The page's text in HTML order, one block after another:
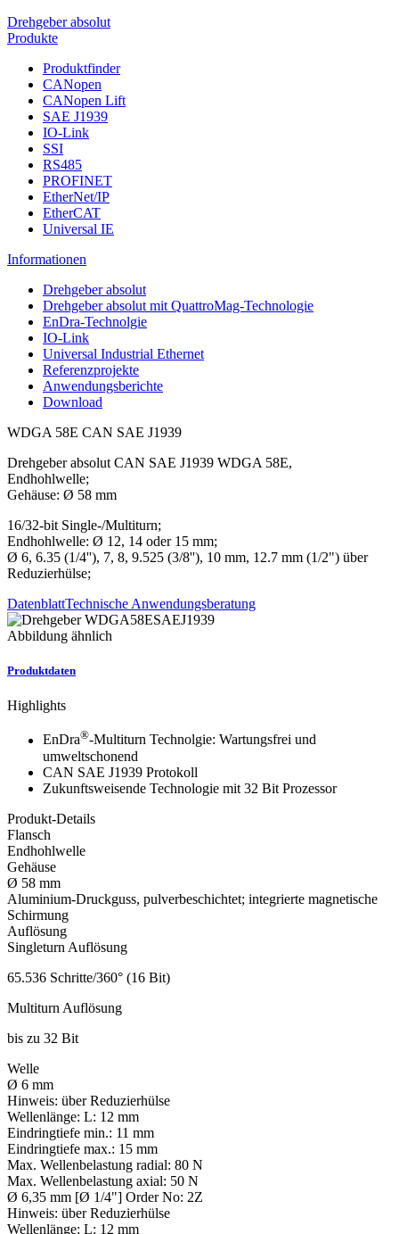
Drehgeber absolut
Produkte
Produktfinder
CANopen
CANopen Lift
SAE J1939
IO-Link
SSI
RS485
PROFINET
EtherNet/IP
EtherCAT
Universal IE
Informationen
Drehgeber absolut
Drehgeber absolut mit QuattroMag-Technologie
EnDra-Technolgie
IO-Link
Universal Industrial Ethernet
Referenzprojekte
Anwendungsberichte
Download
WDGA 58E CAN SAE J1939
Drehgeber absolut CAN SAE J1939 WDGA 58E,
Endhohlwelle;
Gehäuse: Ø 58 mm
16/32-bit Single-/Multiturn;
Endhohlwelle: Ø 12, 14 oder 15 mm;
Ø 6, 6.35 (1/4''), 7, 8, 9.525 (3/8''), 10 mm, 12.7 mm (1/2") über
Reduzierhülse;
DatenblattTechnische Anwendungsberatung
Abbildung ähnlich
Produktdaten
Highlights
EnDra®-Multiturn Technolgie: Wartungsfrei und
umweltschonend
CAN SAE J1939 Protokoll
Zukunftsweisende Technologie mit 32 Bit Prozessor
Produkt-Details
Flansch
Endhohlwelle
Gehäuse
Ø 58 mm
Aluminium-Druckguss, pulverbeschichtet; integrierte magnetische
Schirmung
Auflösung
Singleturn Auflösung
65.536 Schritte/360° (16 Bit)
Multiturn Auflösung
bis zu 32 Bit
Welle
Ø 6 mm
Hinweis: über Reduzierhülse
Wellenlänge: L: 12 mm
Eindringtiefe min.: 11 mm
Eindringtiefe max.: 15 mm
Max. Wellenbelastung radial: 80 N
Max. Wellenbelastung axial: 50 N
Ø 6,35 mm [Ø 1/4"] Order No: 2Z
Hinweis: über Reduzierhülse
Wellenlänge: L: 12 mm